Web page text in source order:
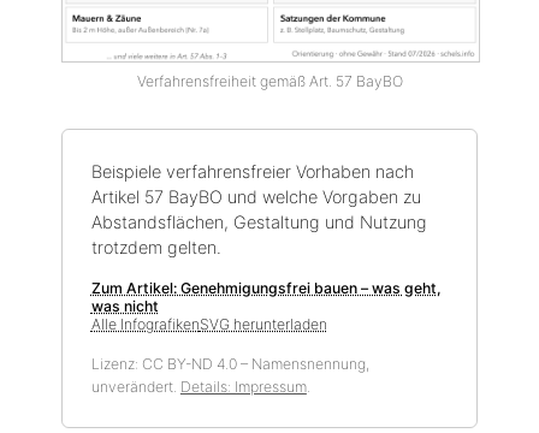
Verfahrensfreiheit gemäß Art. 57 BayBO
Beispiele verfahrensfreier Vorhaben nach
Artikel 57 BayBO und welche Vorgaben zu
Abstandsflächen, Gestaltung und Nutzung
trotzdem gelten.
Zum Artikel: Genehmigungsfrei bauen – was geht,
was nicht
Alle InfografikenSVG herunterladen
Lizenz: CC BY-ND 4.0 – Namensnennung,
unverändert. Details: Impressum.